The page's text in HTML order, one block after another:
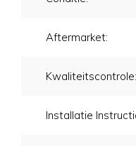
Aftermarket:
Kwaliteitscontrole:
Installatie